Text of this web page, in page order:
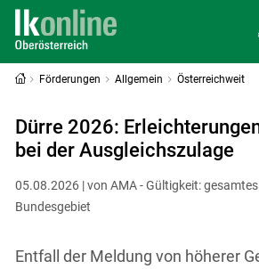
Förderungen Allgemein Österreichweit
Dürre 2026:
bei der Ausgleichszulage
05.08.2026 | von AMA - Gültigkeit: gesamtes
Bundesgebiet
Entfall der Meldung von höherer